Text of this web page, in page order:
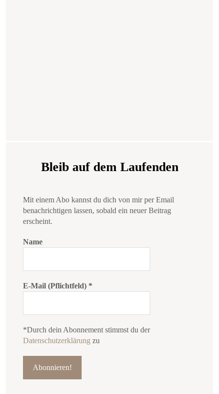
Bleib auf dem Laufenden
Mit einem Abo kannst du dich von mir per Email
benachrichtigen lassen, sobald ein neuer Beitrag
erscheint.
Name
E-Mail (Pflichtfeld) *
*Durch dein Abonnement stimmst du der
Datenschutzerklärung zu